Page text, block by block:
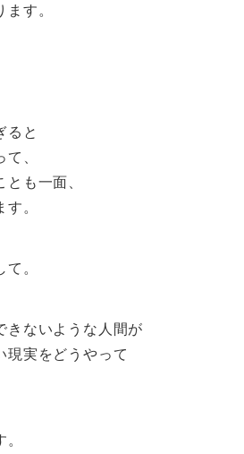
す。
ると
、
も一面、
。
。
きないような人間が
現実をどうやって